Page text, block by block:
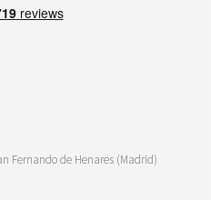
Fernando de Henares (Madrid)